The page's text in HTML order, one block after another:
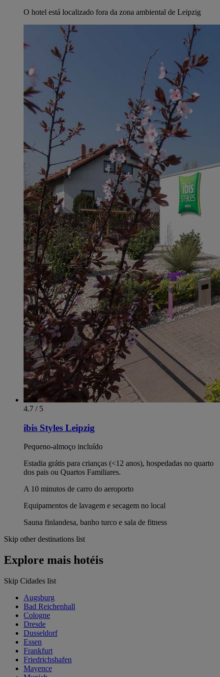
O hotel está localizado fora da zona ambiental de Leipzig
4.7 / 5
ibis Styles Leipzig
Pequeno-almoço incluído
Estadia grátis para crianças (<12 anos), hospedadas no quarto
dos pais ou Quartos Familiares.
A 10 minutos de carro do aeroporto
Equipamentos de lavagem e secagem no local
Sauna finlandesa, banho turco e sala de fitness
Skip other destinations list
Explore mais hotéis
Skip Cidades list
Augsburg
Bad Reichenhall
Cologne
Dresde
Dusseldorf
Essen
Frankfurt
Friedrichshafen
Mayence